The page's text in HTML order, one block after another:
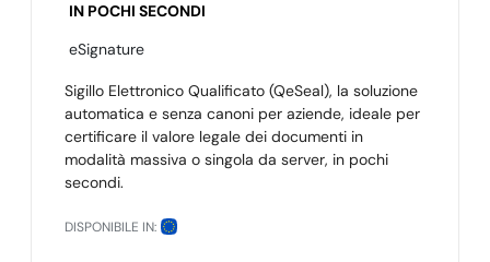
IN POCHI SECONDI
eSignature
Sigillo Elettronico Qualificato (QeSeal), la soluzione
automatica e senza canoni per aziende, ideale per
certificare il valore legale dei documenti in
modalità massiva o singola da server, in pochi
secondi.
DISPONIBILE IN: